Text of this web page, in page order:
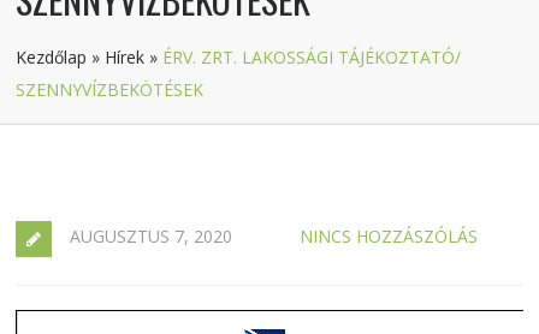
Kezdőlap » Hírek » ÉRV. ZRT. LAKOSSÁGI TÁJÉKOZTATÓ/
SZENNYVÍZBEKÖTÉSEK
AUGUSZTUS 7, 2020 NINCS HOZZÁSZÓLÁS